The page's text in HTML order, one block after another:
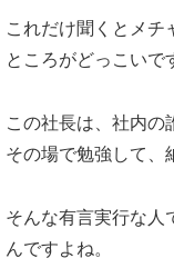
これだけ聞くとメチ
ところがどっこいで
この社長は、社内の
その場で勉強して、
そんな有言実行な人
んですよね。